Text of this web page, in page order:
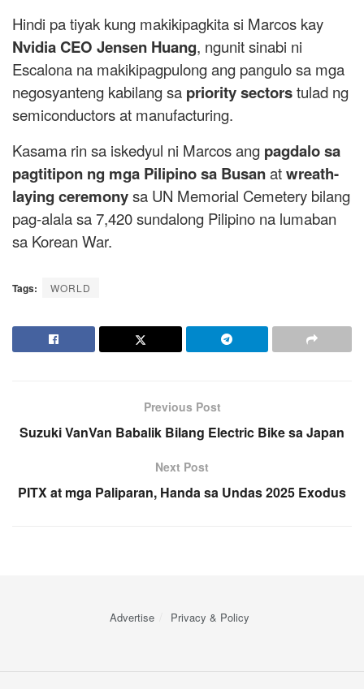
Hindi pa tiyak kung makikipagkita si Marcos kay
Nvidia CEO Jensen Huang, ngunit sinabi ni
Escalona na makikipagpulong ang pangulo sa mga
negosyanteng kabilang sa priority sectorstulad ng
semiconductors at manufacturing.
Kasama rin sa iskedyul ni Marcos ang pagdalo sa
pagtitipon ng mga Pilipino sa Busanatwreath-
laying ceremonysa UN Memorial Cemetery bilang
pag-alala sa 7,420 sundalong Pilipino na lumaban
sa Korean War.
Tags: WORLD
Previous Post
Suzuki VanVan Babalik Bilang Electric Bike sa Japan
Next Post
PITX at mga Paliparan, Handa sa Undas 2025 Exodus
Advertise Privacy & Policy